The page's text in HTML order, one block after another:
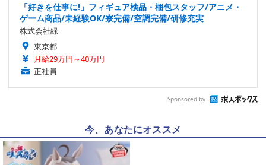
「好きを仕事に!」フィギュア検品・梱包スタッフ/アニメ・
ゲーム商品/未経験OK/寮完備/空調完備/研修充実
株式会社緑
東京都
月給29万円～40万円
正社員
Sponsored by
今、あなたにオススメ